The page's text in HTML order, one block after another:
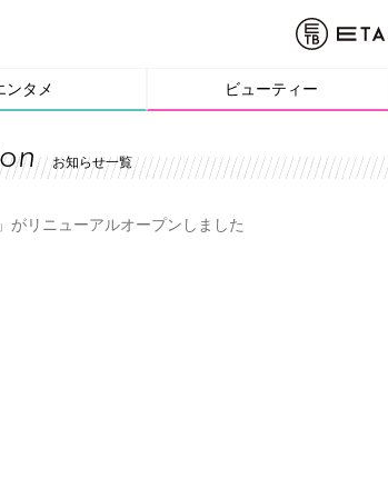
ンタメ ビューティー
お知らせ一覧
がリニューアルオープンしました